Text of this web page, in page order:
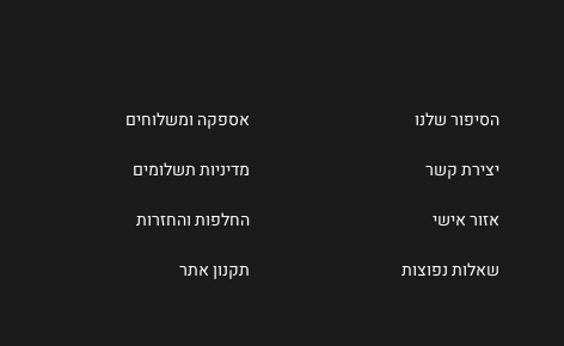
הסיפור שלנו
יצירת קשר
אזור אישי
שאלות נפוצות
אספקה ומשלוחים
מדיניות תשלומים
החלפות והחזרות
תקנון אתר